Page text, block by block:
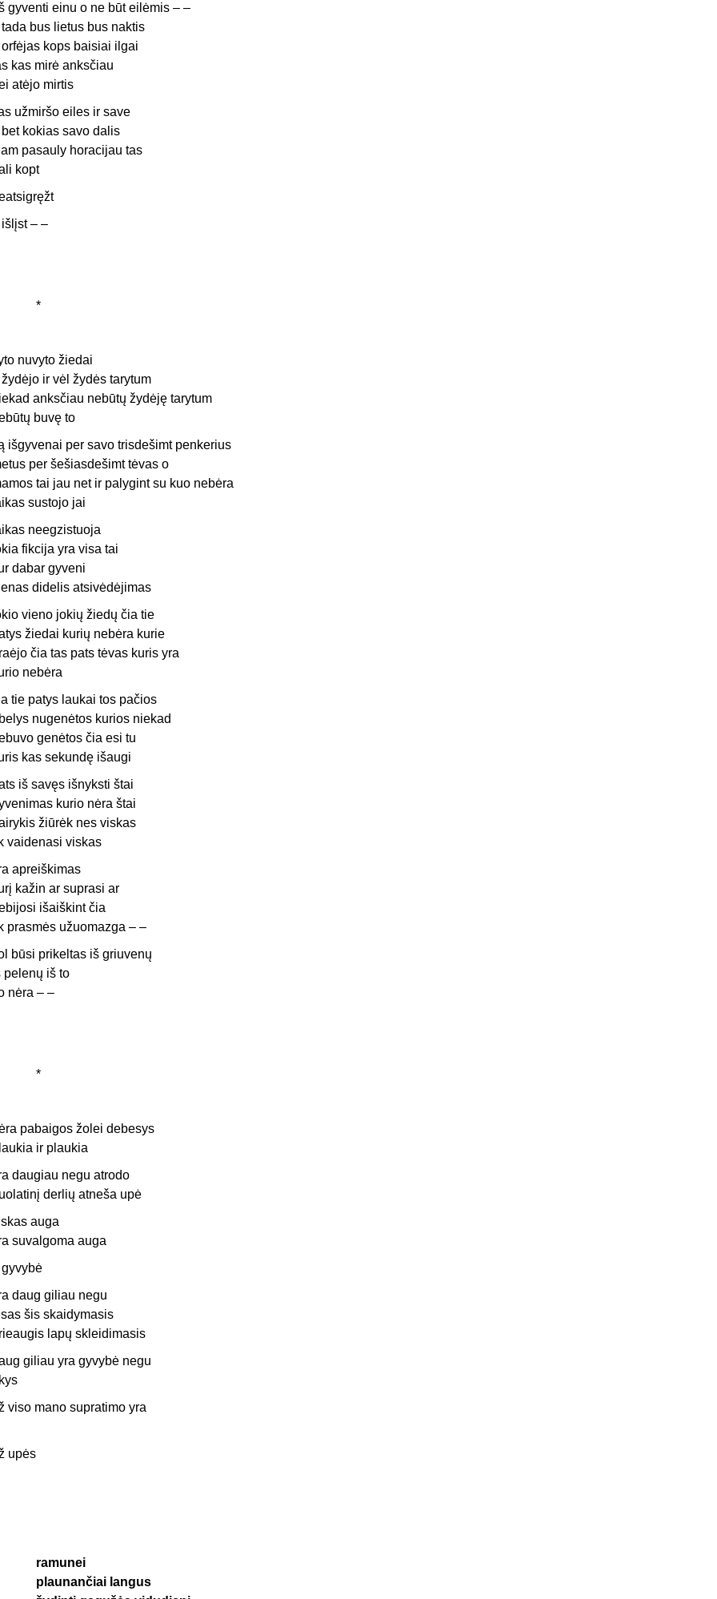
gyventi einu o ne būt eilėmis – –
tada bus lietus bus naktis
orfėjas kops baisiai ilgai
kas mirė anksčiau
atėjo mirtis
užmiršo eiles ir save
bet kokias savo dalis
pasauly horacijau tas
kopt
išlįst – –
nuvyto žiedai
žydėjo ir vėl žydės tarytum
anksčiau nebūtų žydėję tarytum
buvę to
išgyvenai per savo trisdešimt penkerius
per šešiasdešimt tėvas o
tai jau net ir palygint su kuo nebėra
sustojo jai
neegzistuoja
fikcija yra visa tai
dabar gyveni
didelis atsivėdėjimas
vieno jokių žiedų čia tie
žiedai kurių nebėra kurie
čia tas pats tėvas kuris yra
nebėra
tie patys laukai tos pačios
nugenėtos kurios niekad
genėtos čia esi tu
kas sekundę išaugi
iš savęs išnyksti štai
kurio nėra štai
žiūrėk nes viskas
vaidenasi viskas
apreiškimas
kažin ar suprasi ar
išaiškint čia
prasmės užuomazga – –
būsi prikeltas iš griuvenų
pelenų iš to
nėra – –
pabaigos žolei debesys
ir plaukia
daugiau negu atrodo
derlių atneša upė
auga
suvalgoma auga
gyvybė
daug giliau negu
šis skaidymasis
lapų skleidimasis
giliau yra gyvybė negu
viso mano supratimo yra
upės
ramunei
plaunančiai langus